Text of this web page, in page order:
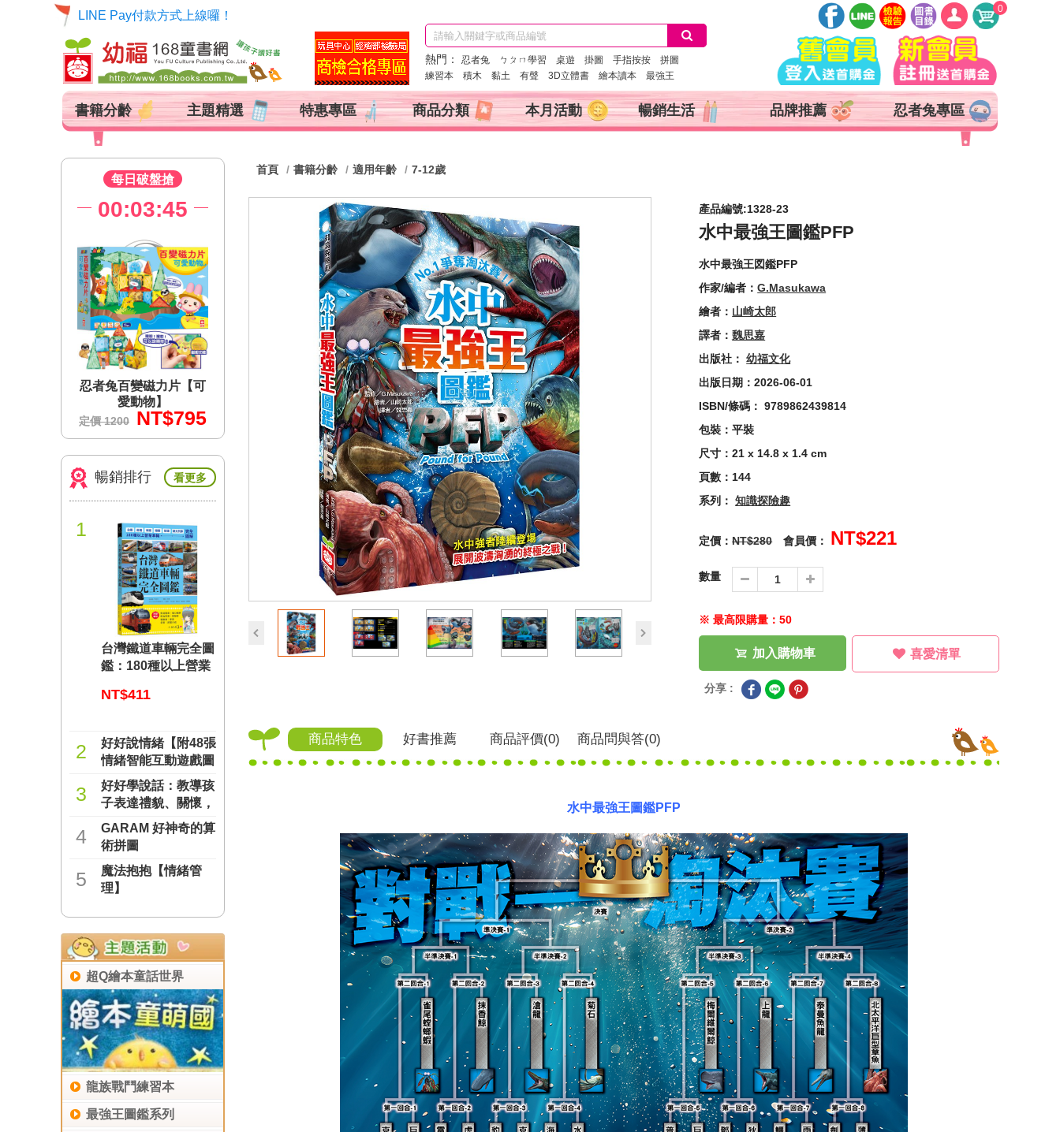
0
登入
註冊
會員中心
查詢訂單
追蹤清單
熱門： 忍者兔 ㄅㄆㄇ學習 桌遊 掛圖 手指按按 拼圖
練習本 積木 黏土 有聲 3D立體書 繪本讀本 最強王
LINE Pay付款方式上線囉！
書籍分齡 主題精選 特惠專區 商品分類 本月活動 暢銷生活 品牌推薦 忍者兔專區
每日破盤搶
00:03:44
忍者兔百變磁力片【可
愛動物】
定價 1200 NT$795
忍者兔百變磁力片【可
愛動物】
NT$795
暢銷排行 看更多
1
台灣鐵道車輛完全圖
鑑：180種以上營業
NT$411
2
好好說情緒【附48張
情緒智能互動遊戲圖
卡】
NT$277
3
好好學說話：教導孩
子表達禮貌、關懷，
避免衝突的溝通方法
（附18張好人緣互動
遊戲圖卡）
NT$237
4
GARAM 好神奇的算
術拼圖
NT$221
5
魔法抱抱【情緒管
理】
NT$221
超Q繪本童話世界
龍族戰鬥練習本
最強王圖鑑系列
首頁 書籍分齡 適用年齡 7-12歲
prev next
產品編號:1328-23
水中最強王圖鑑PFP
水中最強王図鑑PFP
作家/編者：G.Masukawa
繪者： 山崎太郎
譯者：魏思嘉
出版社：幼福文化
出版日期：2026-06-01
ISBN/條碼： 9789862439814
包裝：平裝
尺寸：21 x 14.8 x 1.4 cm
頁數：144
系列：知識探險趣
定價：NT$280 會員價： NT$221
數量
※ 最高限購量：50
加入購物車 喜愛清單
分享 :
商品特色 好書推薦 商品評價(0) 商品問與答(0)
水中最強王圖鑑PFP